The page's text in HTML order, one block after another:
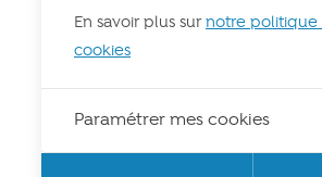
En savoir plus surnotre politique
cookies
Paramétrer mes cookies